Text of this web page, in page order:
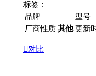
标签：
品牌
型号
厂商性质 其他 更新
对比